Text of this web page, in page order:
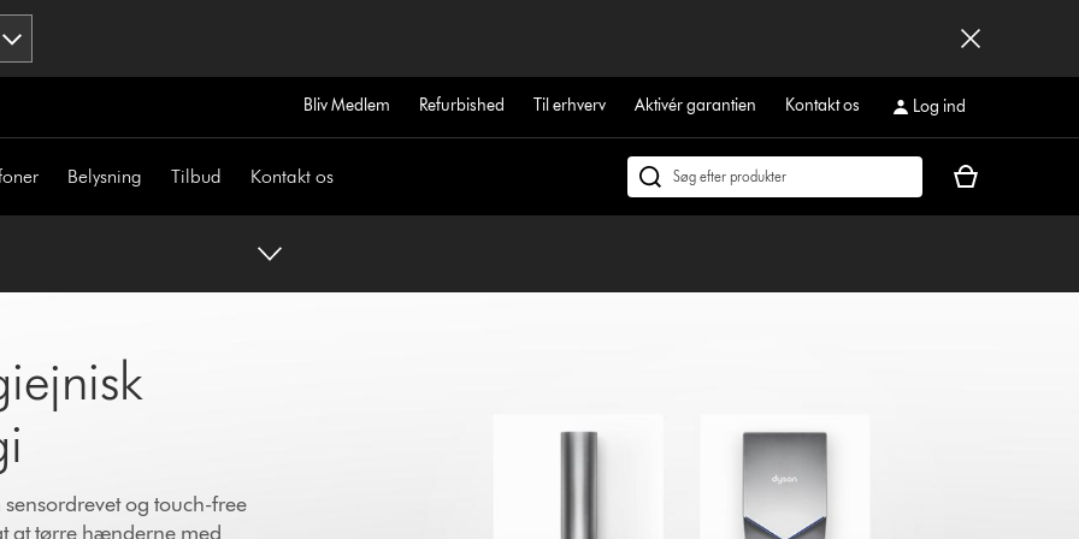
Bliv Medlem Refurbished Til erhverv Aktivér garantien Kontakt os Log ind
Belysning Tilbud Kontakt os
Søg
Indkøbskurven
og touch-free
at tørre hænderne med